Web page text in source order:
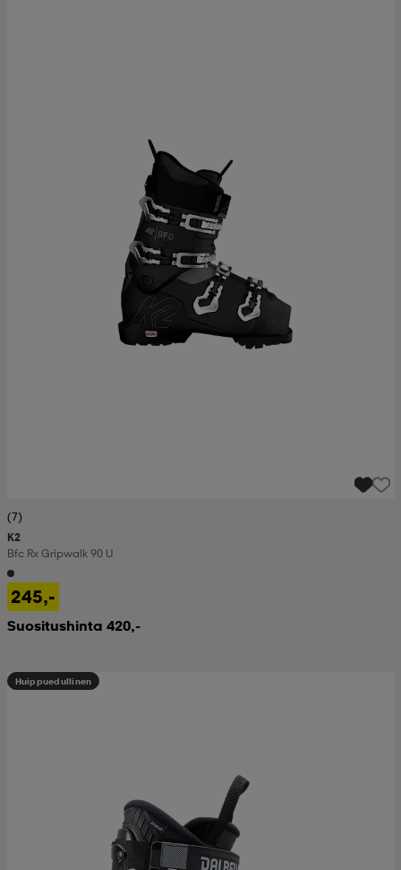
(7)
K2
Bfc Rx Gripwalk 90 U
245,-
Suositushinta 420,-
Huippuedullinen